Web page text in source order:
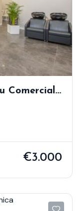
Comercial
-
€3.000